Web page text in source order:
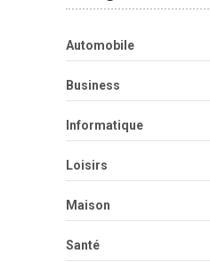
Automobile
Business
Informatique
Loisirs
Maison
Santé